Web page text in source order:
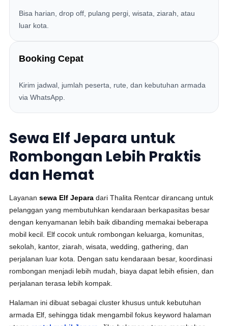
Bisa harian, drop off, pulang pergi, wisata, ziarah, atau
luar kota.
Booking Cepat
Kirim jadwal, jumlah peserta, rute, dan kebutuhan armada
via WhatsApp.
Sewa Elf Jepara untuk
Rombongan Lebih Praktis
dan Hemat
Layanansewa Elf Jepara dari Thalita Rentcar dirancang untuk
pelanggan yang membutuhkan kendaraan berkapasitas besar
dengan kenyamanan lebih baik dibanding memakai beberapa
mobil kecil. Elf cocok untuk rombongan keluarga, komunitas,
sekolah, kantor, ziarah, wisata, wedding, gathering, dan
perjalanan luar kota. Dengan satu kendaraan besar, koordinasi
rombongan menjadi lebih mudah, biaya dapat lebih efisien, dan
perjalanan terasa lebih kompak.
Halaman ini dibuat sebagai cluster khusus untuk kebutuhan
armada Elf, sehingga tidak mengambil fokus keyword halaman